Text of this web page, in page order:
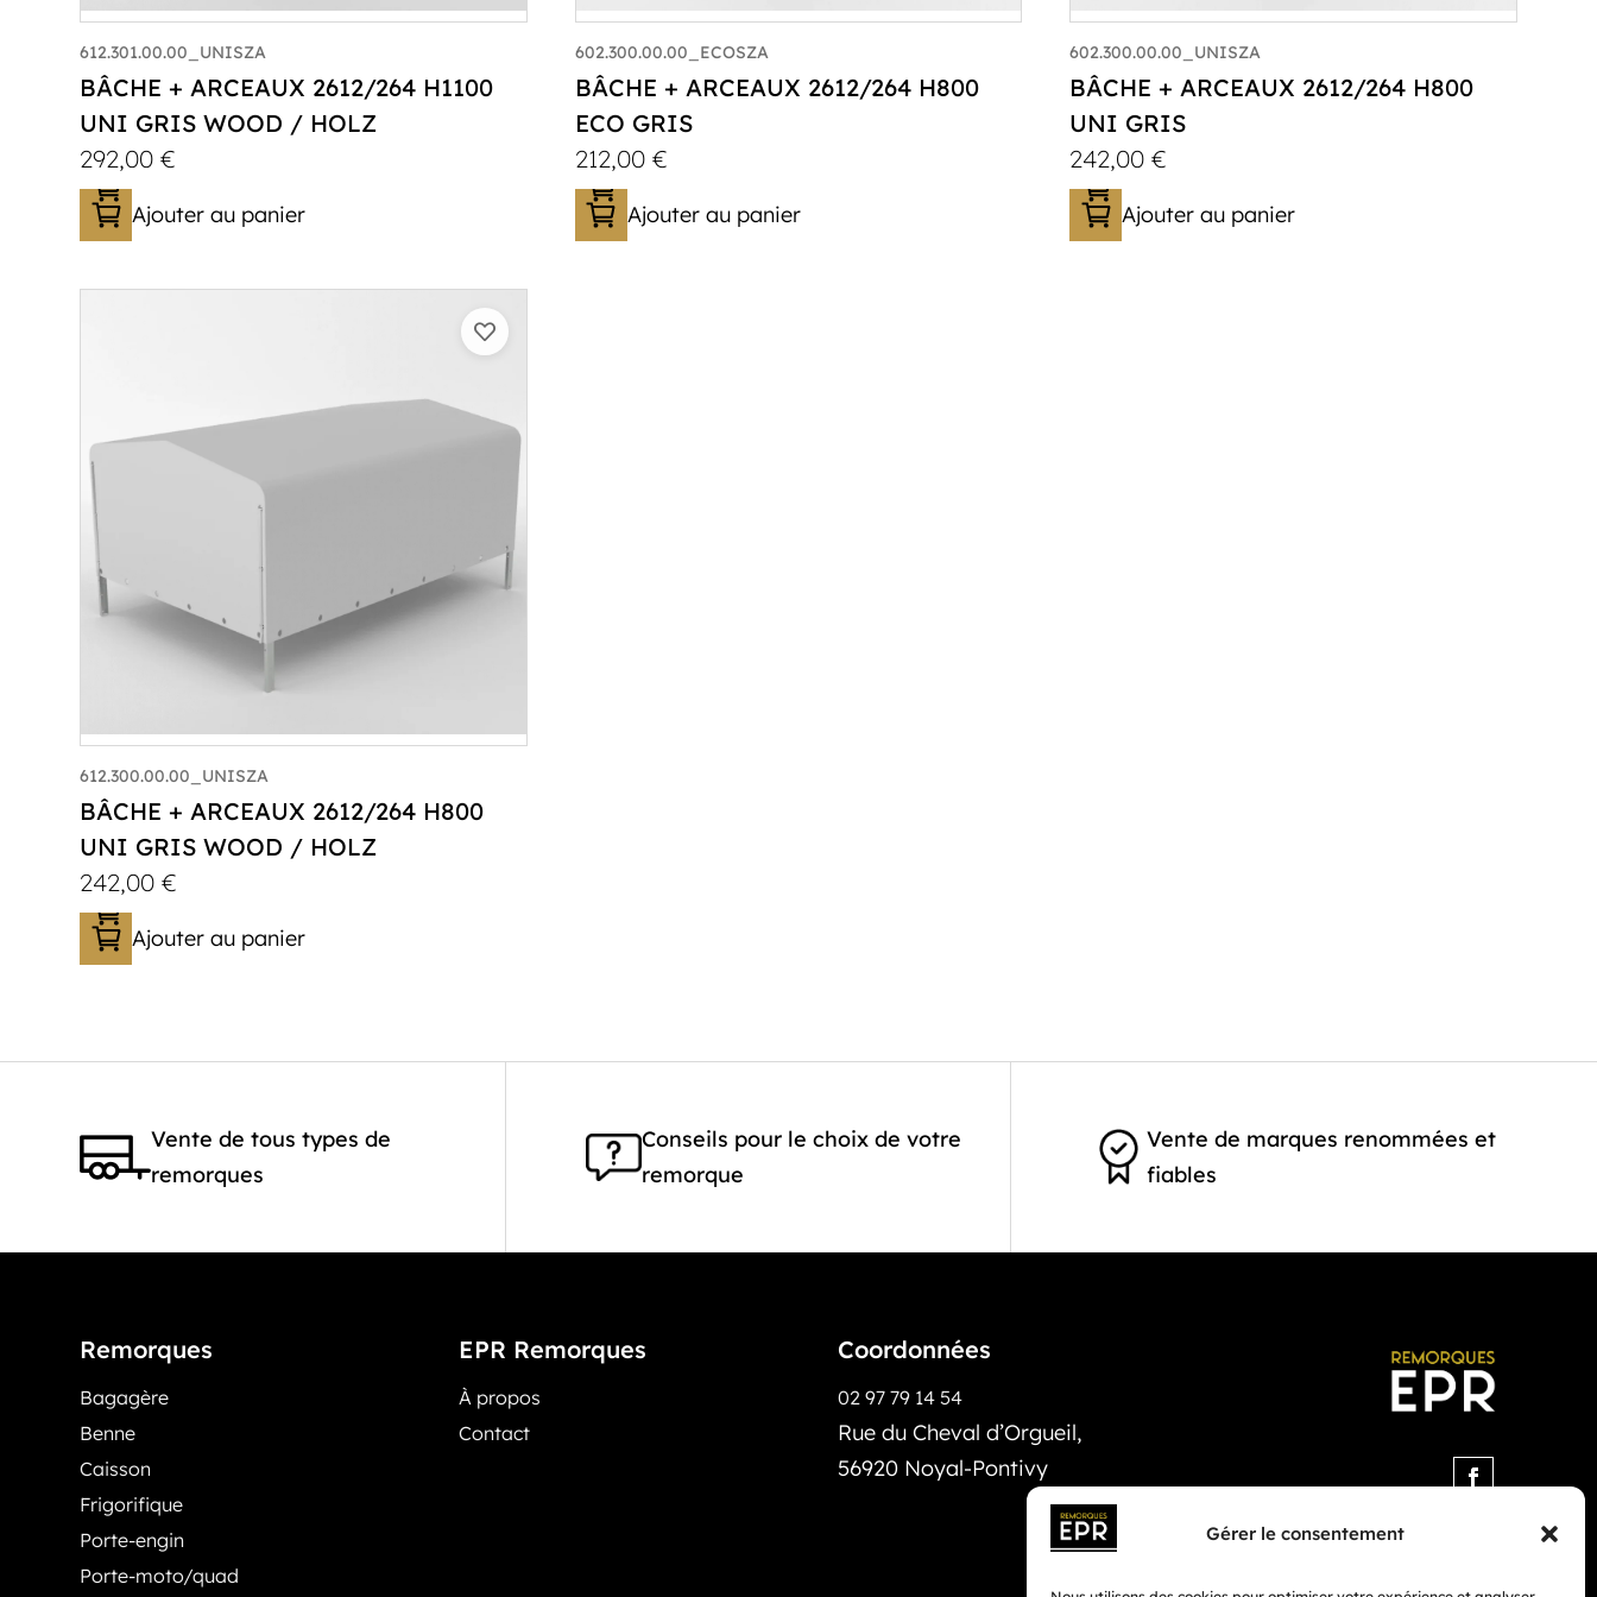
Gérer le consentement
612.301.00.00_UNISZA
BÂCHE + ARCEAUX 2612/264 H1100
UNI GRIS WOOD / HOLZ
292,00€
Ajouter au panier
602.300.00.00_ECOSZA
BÂCHE + ARCEAUX 2612/264 H800
ECO GRIS
212,00 €
Ajouter au panier
602.300.00.00_UNISZA
BÂCHE + ARCEAUX 2612/264 H800
UNI GRIS
242,00€
Ajouter au panier
612.300.00.00_UNISZA
BÂCHE + ARCEAUX 2612/264 H800
UNI GRIS WOOD / HOLZ
242,00€
Ajouter au panier
Vente de tous types de
remorques
Conseils pour le choix de votre
remorque
Vente de marques renommées et
fiables
Remorques
Bagagère
Benne
Caisson
Frigorifique
Porte-engin
Porte-moto/quad
EPR Remorques
À propos
Contact
Coordonnées
02 97 79 14 54
Rue du Cheval d’Orgueil,
56920 Noyal-Pontivy